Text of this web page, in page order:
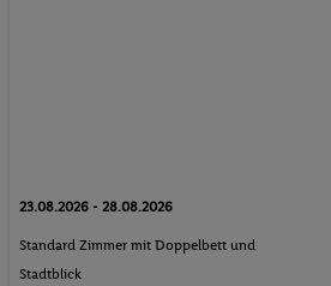
23.08.2026 - 28.08.2026
Standard Zimmer mit Doppelbett und
Stadtblick